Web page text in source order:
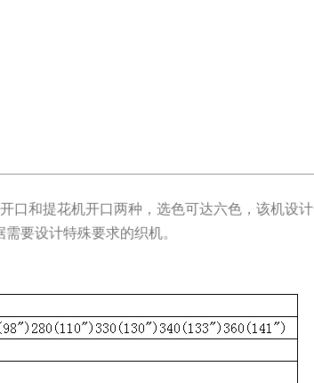
和提花机开口两种，选色可达六色，该机设
要设计特殊要求的织机。